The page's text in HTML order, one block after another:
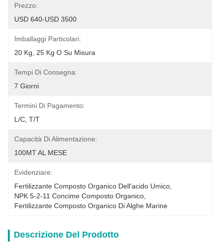
Prezzo:
USD 640-USD 3500
Imballaggi Particolari:
20 Kg, 25 Kg O Su Misura
Tempi Di Consegna:
7 Giorni
Termini Di Pagamento:
L/C, T/T
Capacità Di Alimentazione:
100MT AL MESE
Evidenziare:
Fertilizzante Composto Organico Dell'acido Umico
NPK 5-2-11 Concime Composto Organico
Fertilizzante Composto Organico Di Alghe Marine
Descrizione Del Prodotto